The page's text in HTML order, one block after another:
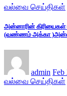
வல்வை செய்திகள்
அன்னாரின் கிரியைகள்
(வண்ணம் அக்கா
admin Feb
வல்வை செய்திகள்